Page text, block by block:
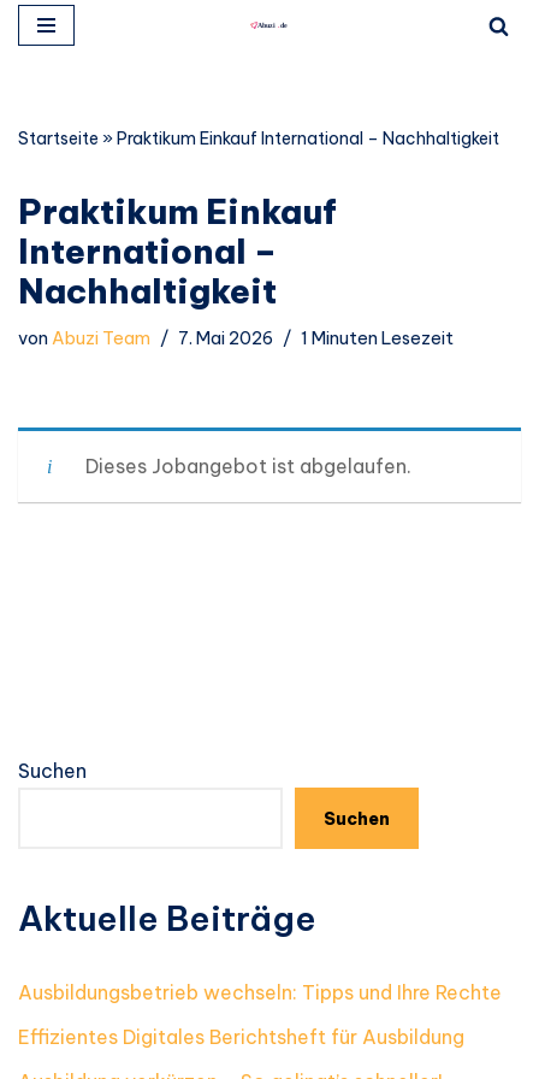
springen
Startseite »Praktikum Einkauf International – Nachhaltigkeit
Praktikum Einkauf
International –
Nachhaltigkeit
vonAbuzi Team 7. Mai 2026 1 Minuten Lesezeit
Dieses Jobangebot ist abgelaufen.
Suchen
Suchen
Aktuelle Beiträge
Ausbildungsbetrieb wechseln: Tipps und Ihre Rechte
Effizientes Digitales Berichtsheft für Ausbildung